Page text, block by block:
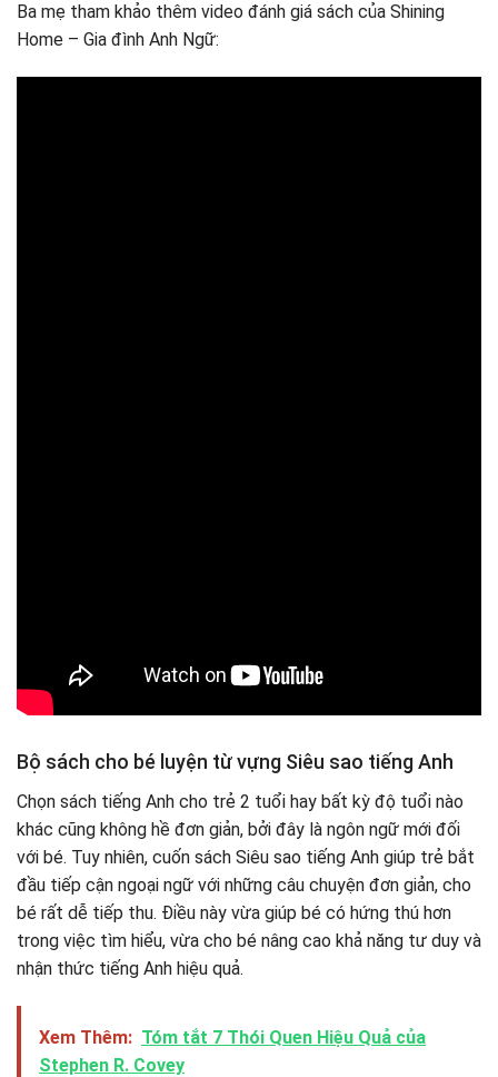
Ba mẹ tham khảo thêm video đánh giá sách của Shining
Home – Gia đình Anh Ngữ:
Bộ sách cho bé luyện từ vựng Siêu sao tiếng Anh
Chọn sách tiếng Anh cho trẻ 2 tuổi hay bất kỳ độ tuổi nào
khác cũng không hề đơn giản, bởi đây là ngôn ngữ mới đối
với bé. Tuy nhiên, cuốn sách Siêu sao tiếng Anh giúp trẻ bắt
đầu tiếp cận ngoại ngữ với những câu chuyện đơn giản, cho
bé rất dễ tiếp thu. Điều này vừa giúp bé có hứng thú hơn
trong việc tìm hiểu, vừa cho bé nâng cao khả năng tư duy và
nhận thức tiếng Anh hiệu quả.
Xem Thêm: Tóm tắt 7 Thói Quen Hiệu Quả của
Stephen R. Covey